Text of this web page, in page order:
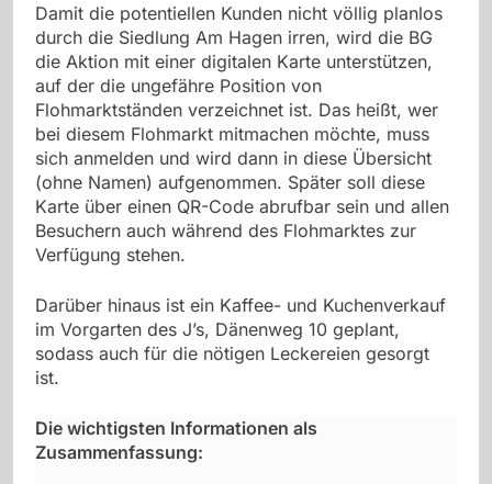
Damit die potentiellen Kunden nicht völlig planlos
durch die Siedlung Am Hagen irren, wird die BG
die Aktion mit einer digitalen Karte unterstützen,
auf der die ungefähre Position von
Flohmarktständen verzeichnet ist. Das heißt, wer
bei diesem Flohmarkt mitmachen möchte, muss
sich anmelden und wird dann in diese Übersicht
(ohne Namen) aufgenommen. Später soll diese
Karte über einen QR-Code abrufbar sein und allen
Besuchern auch während des Flohmarktes zur
Verfügung stehen.
Darüber hinaus ist ein Kaffee- und Kuchenverkauf
im Vorgarten des J’s, Dänenweg 10 geplant,
sodass auch für die nötigen Leckereien gesorgt
ist.
Die wichtigsten Informationen als
Zusammenfassung: